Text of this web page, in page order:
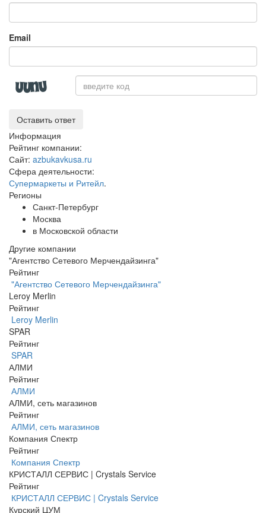
Email
Оставить ответ
Информация
Рейтинг компании:
Сайт: azbukavkusa.ru
Сфера деятельности:
Супермаркеты и Ритейл.
Регионы
Санкт-Петербург
Москва
в Московской области
Другие компании
"Агентство Сетевого Мерчендайзинга"
Рейтинг
"Агентство Сетевого Мерчендайзинга"
Leroy Merlin
Рейтинг
Leroy Merlin
SPAR
Рейтинг
SPAR
АЛМИ
Рейтинг
АЛМИ
АЛМИ, сеть магазинов
Рейтинг
АЛМИ, сеть магазинов
Компания Спектр
Рейтинг
Компания Спектр
КРИСТАЛЛ СЕРВИС | Crystals Service
Рейтинг
КРИСТАЛЛ СЕРВИС | Crystals Service
Курский ЦУМ